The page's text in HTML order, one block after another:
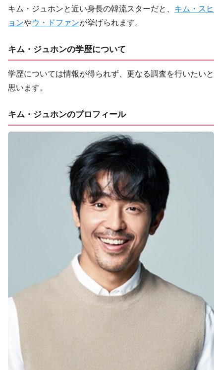
キム・ジュホンと近い身長の韓流スターだと、 キム・スヒ
ョンやウ・ドファンが挙げられます。
キム・ジュホンの学歴について
学歴については情報が得られず、更なる調査を行いたいと
思います。
キム・ジュホンのプロフィール